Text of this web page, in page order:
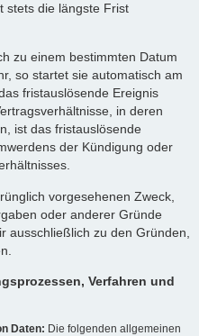
stets die längste Frist
zu einem bestimmten Datum
so startet sie automatisch am
fristauslösende Ereignis
in deren
ist das fristauslösende
der Kündigung oder
vorgesehenen Zweck,
oder anderer Gründe
ausschließlich zu den Gründen,
Verfahren und
Daten: Die folgenden allgemeinen